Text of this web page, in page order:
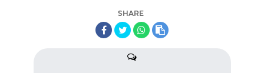
SHARE